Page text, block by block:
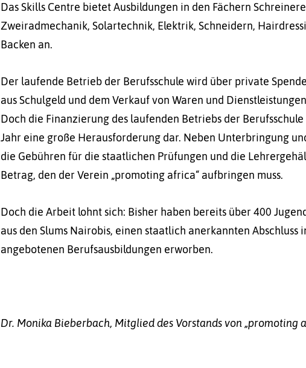
Das Skills Centre bietet Ausbildungen in den Fächern
Zweiradmechanik, Solartechnik, Elektrik, Schneidern,
Backen an.
Der laufende Betrieb der Berufsschule wird über private
aus Schulgeld und dem Verkauf von Waren und
Doch die Finanzierung des laufenden Betriebs der
Jahr eine große Herausforderung dar. Neben Unterbringung
die Gebühren für die staatlichen Prüfungen und die
Betrag, den der Verein „promoting africa“ aufbringen muss.
Doch die Arbeit lohnt sich: Bisher haben bereits über 400
aus den Slums Nairobis, einen staatlich anerkannten Abschluss
angebotenen Berufsausbildungen erworben.
Dr. Monika Bieberbach, Mitglied des Vorstands von „promoting